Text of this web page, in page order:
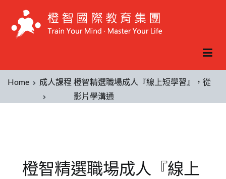
Home 成人課程 橙智精選職場成人『線上短學習』，從
影片學溝通
橙智精選職場成人『線上